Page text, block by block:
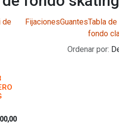
de
FijacionesGuantesTabla
fondo
Ordenar por: